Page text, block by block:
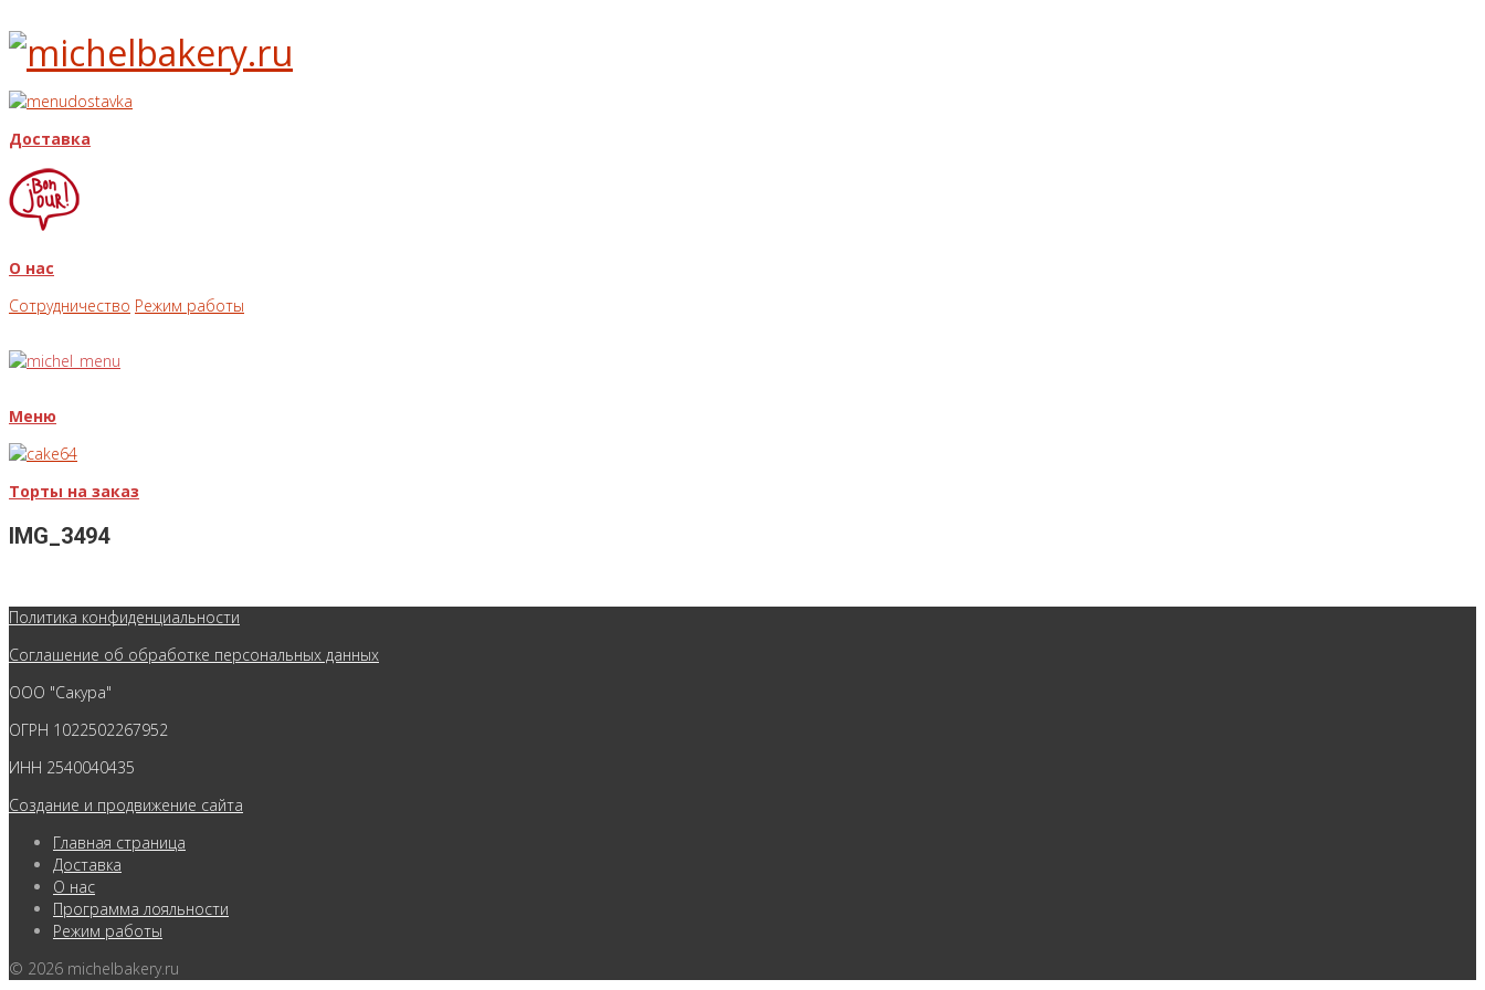
Доставка
О нас
Сотрудничество Режим работы
Меню
Торты на заказ
IMG_3494
Политика конфиденциальности
Соглашение об обработке персональных данных
ООО "Сакура"
ОГРН 1022502267952
ИНН 2540040435
Создание и продвижение сайта
Главная страница
Доставка
О нас
Программа лояльности
Режим работы
© 2026 michelbakery.ru